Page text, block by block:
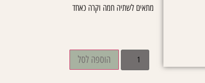
מתאים לשתיה חמה וקרה כאחד
הוספה לסל